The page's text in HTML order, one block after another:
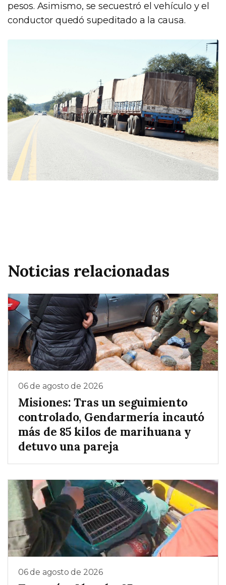
pesos. Asimismo, se secuestró el vehículo y el
conductor quedó supeditado a la causa.
Noticias relacionadas
06 de agosto de 2026
Misiones: Tras un seguimiento
controlado, Gendarmería incautó
más de 85 kilos de marihuana y
detuvo una pareja
06 de agosto de 2026